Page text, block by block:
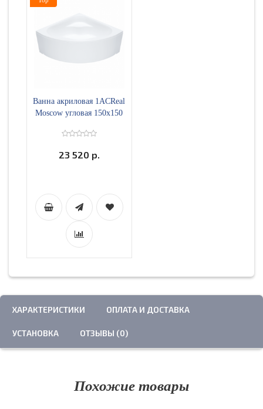
Ванна акриловая 1ACReal
Moscow угловая 150х150
23 520 р.
ХАРАКТЕРИСТИКИ ОПЛАТА И ДОСТАВКА
УСТАНОВКА ОТЗЫВЫ (0)
Похожие товары